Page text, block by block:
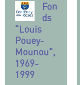
Fon
ds
"Louis
Pouey-
Mounou",
1969-
1999